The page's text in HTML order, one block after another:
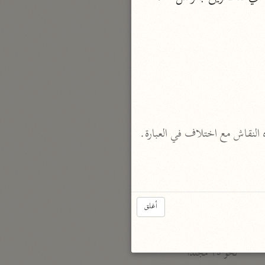
نحو مجلد
نحو ٣ مجلدات
نحو ٣ مجلدات
نحو ١٥ مجلدًا
أغلق